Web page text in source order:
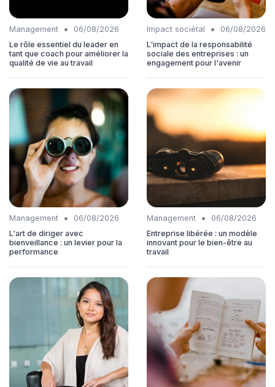
Management •
06/08/2026
Le rôle essentiel du leader en
tant que coach pour améliorer la
qualité de vie au travail
Impact sociétal •
06/08/2026
L'impact de la responsabilité
sociale des entreprises : un
engagement pour l'avenir
Management •
06/08/2026
L'art de diriger avec
bienveillance : un levier pour la
performance
Management •
06/08/2026
Entreprise libérée : un modèle
innovant pour le bien-être au
travail